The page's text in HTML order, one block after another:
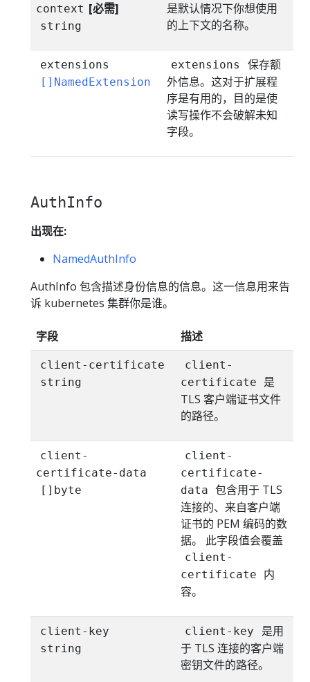
context [必需]
string
是默认情况下你想使用
的上下文的名称。
extensions
[]NamedExtension
extensions
保存额
外信息。这对于扩展程
序是有用的，目的是使
读写操作不会破解未知
字段。
AuthInfo
出现在:
NamedAuthInfo
AuthInfo 包含描述身份信息的信息。这一信息用来告
诉 kubernetes 集群你是谁。
字段 描述
client-certificate
string
client-
certificate
是
TLS 客户端证书文件
的路径。
client-
certificate-data
[]byte
client-
certificate-
data 包含用于 TLS
连接的、来自客户端
证书的 PEM 编码的数
据。 此字段值会覆盖
client-
certificate
内
容。
client-key
string
client-key
是用
于 TLS 连接的客户端
密钥文件的路径。